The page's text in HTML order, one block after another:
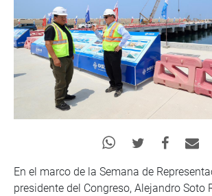
En el marco de la Semana de
presidente del Congreso, Alejandro Soto